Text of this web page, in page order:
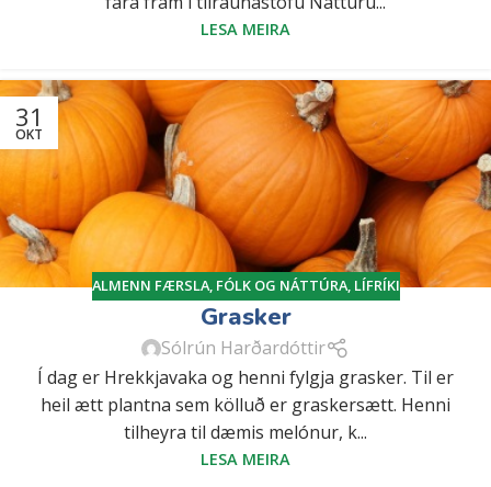
LESA MEIRA
31
OKT
ALMENN FÆRSLA, FÓLK OG NÁTTÚRA, LÍFRÍKI
Grasker
Sólrún Harðardóttir
Í dag er Hrekkjavaka og henni fylgja grasker. Til er
heil ætt plantna sem kölluð er graskersætt. Henni
tilheyra til dæmis melónur, k...
LESA MEIRA